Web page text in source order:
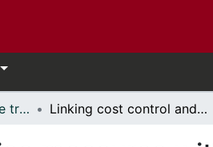
Telfer - Documents de travail // Telfer - Working Papers Linking cost control and service measures with activity-based information systems